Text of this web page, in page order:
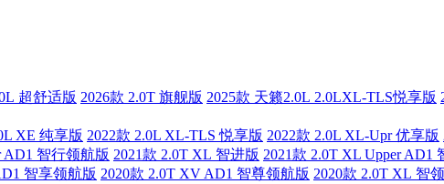
超舒适版 2026款 2.0T 旗舰版 2025款 天籁2.0L 2.0LXL-TLS悦享版
XE 纯享版 2022款 2.0L XL-TLS 悦享版 2022款 2.0L XL-Upr 优享版
AD1 智行领航版 2021款 2.0T XL 智进版 2021款 2.0T XL Upper AD1
智享领航版 2020款 2.0T XV AD1 智尊领航版 2020款 2.0T XL 智